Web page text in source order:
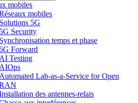
mobiles
mobiles
Solutions 5G
5G Security
Synchronisation temps et phase
Forward
AI Testing
AIOps
Automated Lab-as-a-Service for Open
des antennes-relais